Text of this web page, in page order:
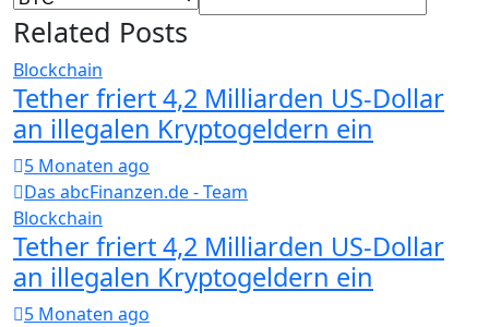
Related Posts
Blockchain
Tether friert 4,2 Milliarden US-Dollar
an illegalen Kryptogeldern ein
5 Monaten ago
Das abcFinanzen.de - Team
Blockchain
Tether friert 4,2 Milliarden US-Dollar
an illegalen Kryptogeldern ein
5 Monaten ago